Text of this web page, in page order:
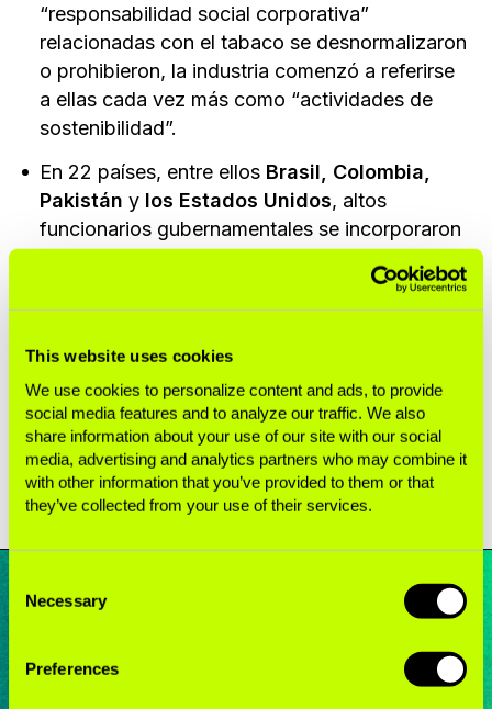
This website uses cookies
We use cookies to personalize content and ads, to provide
social media features and to analyze our traffic. We also
share information about your use of our site with our social
media, advertising and analytics partners who may combine it
with other information that you’ve provided to them or that
they’ve collected from your use of their services.
Selection
Necessary
Preferences
“responsabilidad social corporativa”
relacionadas con el tabaco se desnormalizaron
o prohibieron, la industria comenzó a referirse
a ellas cada vez más como “actividades de
sostenibilidad”.
En 22 países, entre ellos Brasil, Colombia,
Pakistán y los Estados Unidos, altos
funcionarios gubernamentales se incorporaron
Ghana, Jamaicay
Nueva Zelanda,ejecutivos de la industria
LankayTúnez, funcionarios públicos
ocuparon simultáneamente cargos en la
industria.
La industria se está volviendo